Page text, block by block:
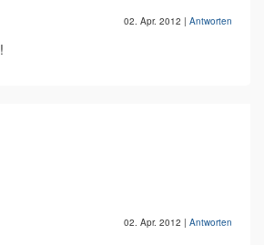
02. Apr. 2012 | Antworten
02. Apr. 2012 | Antworten